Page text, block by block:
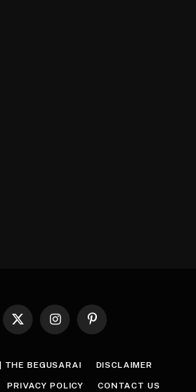
X
InstagramPinterest
THE BEGUSARAI DISCLAIMER
PRIVACY POLICY CONTACT US